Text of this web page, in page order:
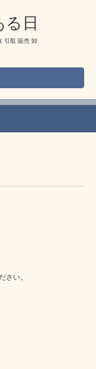
日
引取 販売 卸
さい。